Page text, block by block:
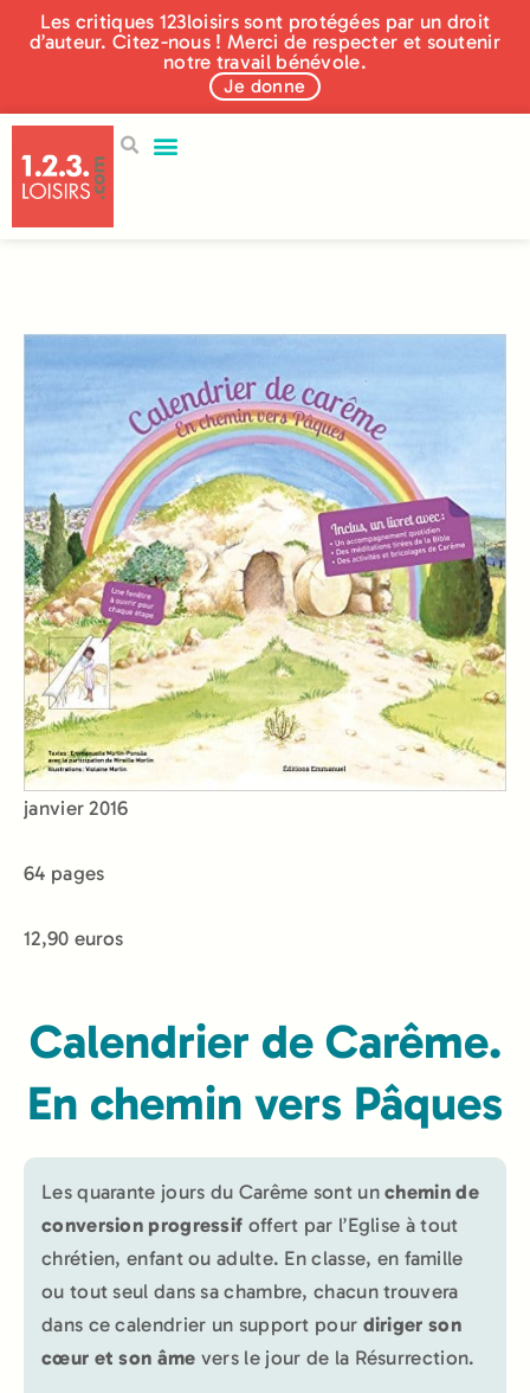
Les critiques 123loisirs sont protégées par un droit
d’auteur. Citez-nous ! Merci de respecter et soutenir
notre travail bénévole.
Je donne
janvier 2016
64 pages
12,90 euros
Calendrier de Carême.
En chemin vers Pâques
Les quarante jours du Carême sont unchemin de
conversion progressif offert par l’Eglise à tout
chrétien, enfant ou adulte. En classe, en famille
ou tout seul dans sa chambre, chacun trouvera
dans ce calendrier un support pour diriger son
cœur et son âme vers le jour de la Résurrection.